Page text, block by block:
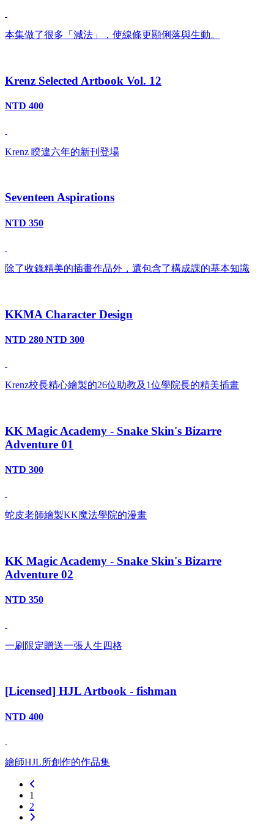
本集做了很多「減法」，使線條更顯俐落與生動。
Krenz Selected Artbook Vol. 12
NTD 400
Krenz 睽違六年的新刊登場
Seventeen Aspirations
NTD 350
除了收錄精美的插畫作品外，還包含了構成課的基本知識
KKMA Character Design
NTD 280 NTD 300
Krenz校長精心繪製的26位助教及1位學院長的精美插畫
KK Magic Academy - Snake Skin's Bizarre
Adventure 01
NTD 300
蛇皮老師繪製KK魔法學院的漫畫
KK Magic Academy - Snake Skin's Bizarre
Adventure 02
NTD 350
一刷限定贈送一張人生四格
[Licensed] HJL Artbook - fishman
NTD 400
繪師HJL所創作的作品集
1
2